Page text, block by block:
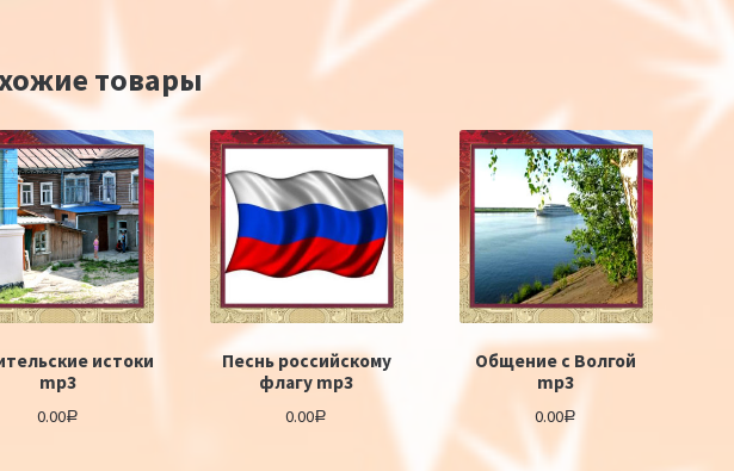
товары
истоки
mp3
0.00Р
Песнь российскому
флагу mp3
0.00Р
Общение с Волгой
mp3
0.00Р